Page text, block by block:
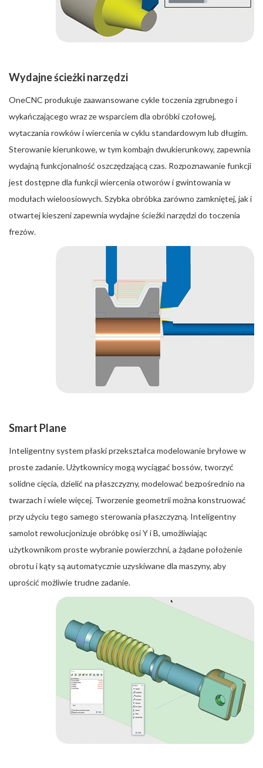
Wydajne ścieżki narzędzi
OneCNC produkuje zaawansowane cykle toczenia zgrubnego i
wykańczającego wraz ze wsparciem dla obróbki czołowej,
wytaczania rowków i wiercenia w cyklu standardowym lub długim.
Sterowanie kierunkowe, w tym kombajn dwukierunkowy, zapewnia
wydajną funkcjonalność oszczędzającą czas. Rozpoznawanie funkcji
jest dostępne dla funkcji wiercenia otworów i gwintowania w
modułach wieloosiowych. Szybka obróbka zarówno zamkniętej, jak i
otwartej kieszeni zapewnia wydajne ścieżki narzędzi do toczenia
frezów.
Smart Plane
Inteligentny system płaski przekształca modelowanie bryłowe w
proste zadanie. Użytkownicy mogą wyciągać bossów, tworzyć
solidne cięcia, dzielić na płaszczyzny, modelować bezpośrednio na
twarzach i wiele więcej. Tworzenie geometrii można konstruować
przy użyciu tego samego sterowania płaszczyzną. Inteligentny
samolot rewolucjonizuje obróbkę osi Y i B, umożliwiając
użytkownikom proste wybranie powierzchni, a żądane położenie
obrotu i kąty są automatycznie uzyskiwane dla maszyny, aby
uprościć możliwie trudne zadanie.